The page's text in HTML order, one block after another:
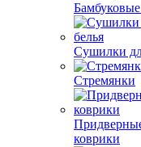
Сушилки
Стремянки
коврики